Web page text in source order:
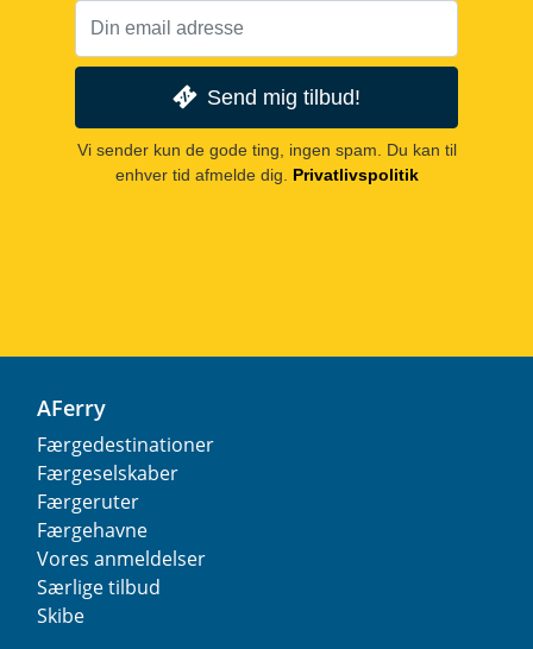
Send mig tilbud!
Vi sender kun de gode ting, ingen spam. Du kan til
enhver tid afmelde dig.
Privatlivspolitik
AFerry
Færgedestinationer
Færgeselskaber
Færgeruter
Færgehavne
Vores anmeldelser
Særlige tilbud
Skibe